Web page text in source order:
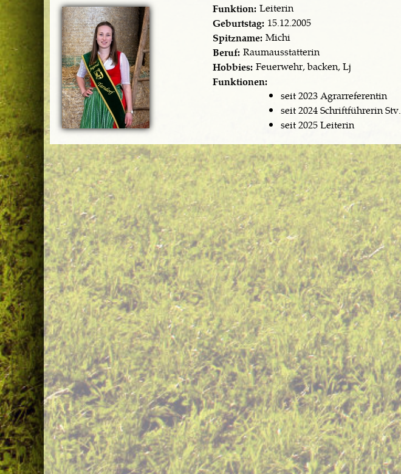
Funktion: Leiterin
Geburtstag: 15.12.2005
Spitzname: Michi
Beruf: Raumausstatterin
Hobbies: Feuerwehr, backen, Lj
Funktionen:
seit 2023 Agrarreferentin
seit 2024 Schriftführerin Stv.
seit 2025 Leiterin